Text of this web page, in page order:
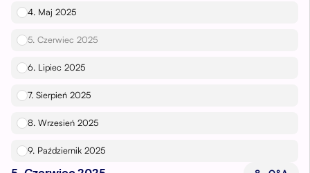
4. Maj 2025
5. Czerwiec 2025
6. Lipiec 2025
7. Sierpień 2025
8. Wrzesień 2025
9. Październik 2025
Click here to view the next lesson.